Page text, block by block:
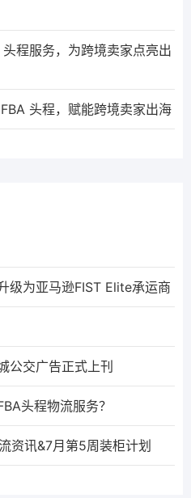
程服务，为跨境卖家点亮出
头程，赋能跨境卖家出海
级为亚马逊FIST Elite承运商
公交广告正式上刊
头程物流服务？
资讯&7月第5周装柜计划